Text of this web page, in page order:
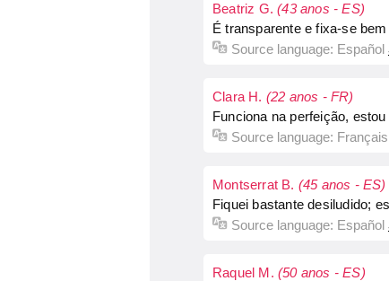
Beatriz G.(43 anos - ES)
É transparente e fixa-se bem
Source language: Español
Clara H. (22 anos - FR)
Funciona na perfeição,
Source language: Français
Montserrat B. (45 anos - ES)
Fiquei bastante desiludido;
Source language: Español
Raquel M. (50 anos - ES)